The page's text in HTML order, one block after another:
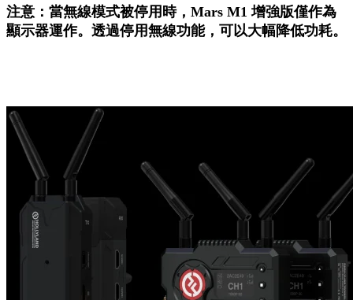
注意：當無線模式被停用時，Mars M1 增強版僅作為
顯示器運作。透過停用無線功能，可以大幅降低功耗。